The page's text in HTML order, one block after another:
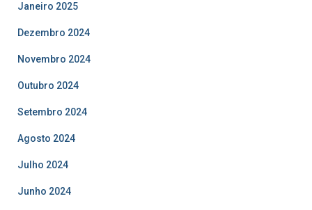
Janeiro 2025
Dezembro 2024
Novembro 2024
Outubro 2024
Setembro 2024
Agosto 2024
Julho 2024
Junho 2024